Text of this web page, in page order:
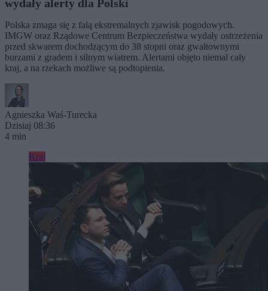
wydały alerty dla Polski
Polska zmaga się z falą ekstremalnych zjawisk pogodowych.
IMGW oraz Rządowe Centrum Bezpieczeństwa wydały ostrzeżenia
przed skwarem dochodzącym do 38 stopni oraz gwałtownymi
burzami z gradem i silnym wiatrem. Alertami objęto niemal cały
kraj, a na rzekach możliwe są podtopienia.
Agnieszka Waś-Turecka
Dzisiaj 08:36
4 min
Kraj